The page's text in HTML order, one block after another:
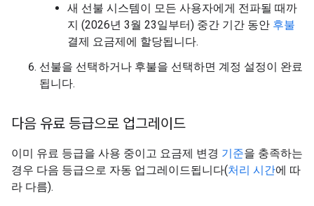
새 선불 시스템이 모든 사용자에게 전파될 때까
지 (2026년 3월 23일부터) 중간 기간 동안 후불
결제 요금제에 할당됩니다.
선불을 선택하거나 후불을 선택하면 계정 설정이 완료
됩니다.
다음 유료 등급으로 업그레이드
이미 유료 등급을 사용 중이고 요금제 변경 기준을 충족하는
경우 다음 등급으로 자동 업그레이드됩니다(처리 시간에 따
라 다름).